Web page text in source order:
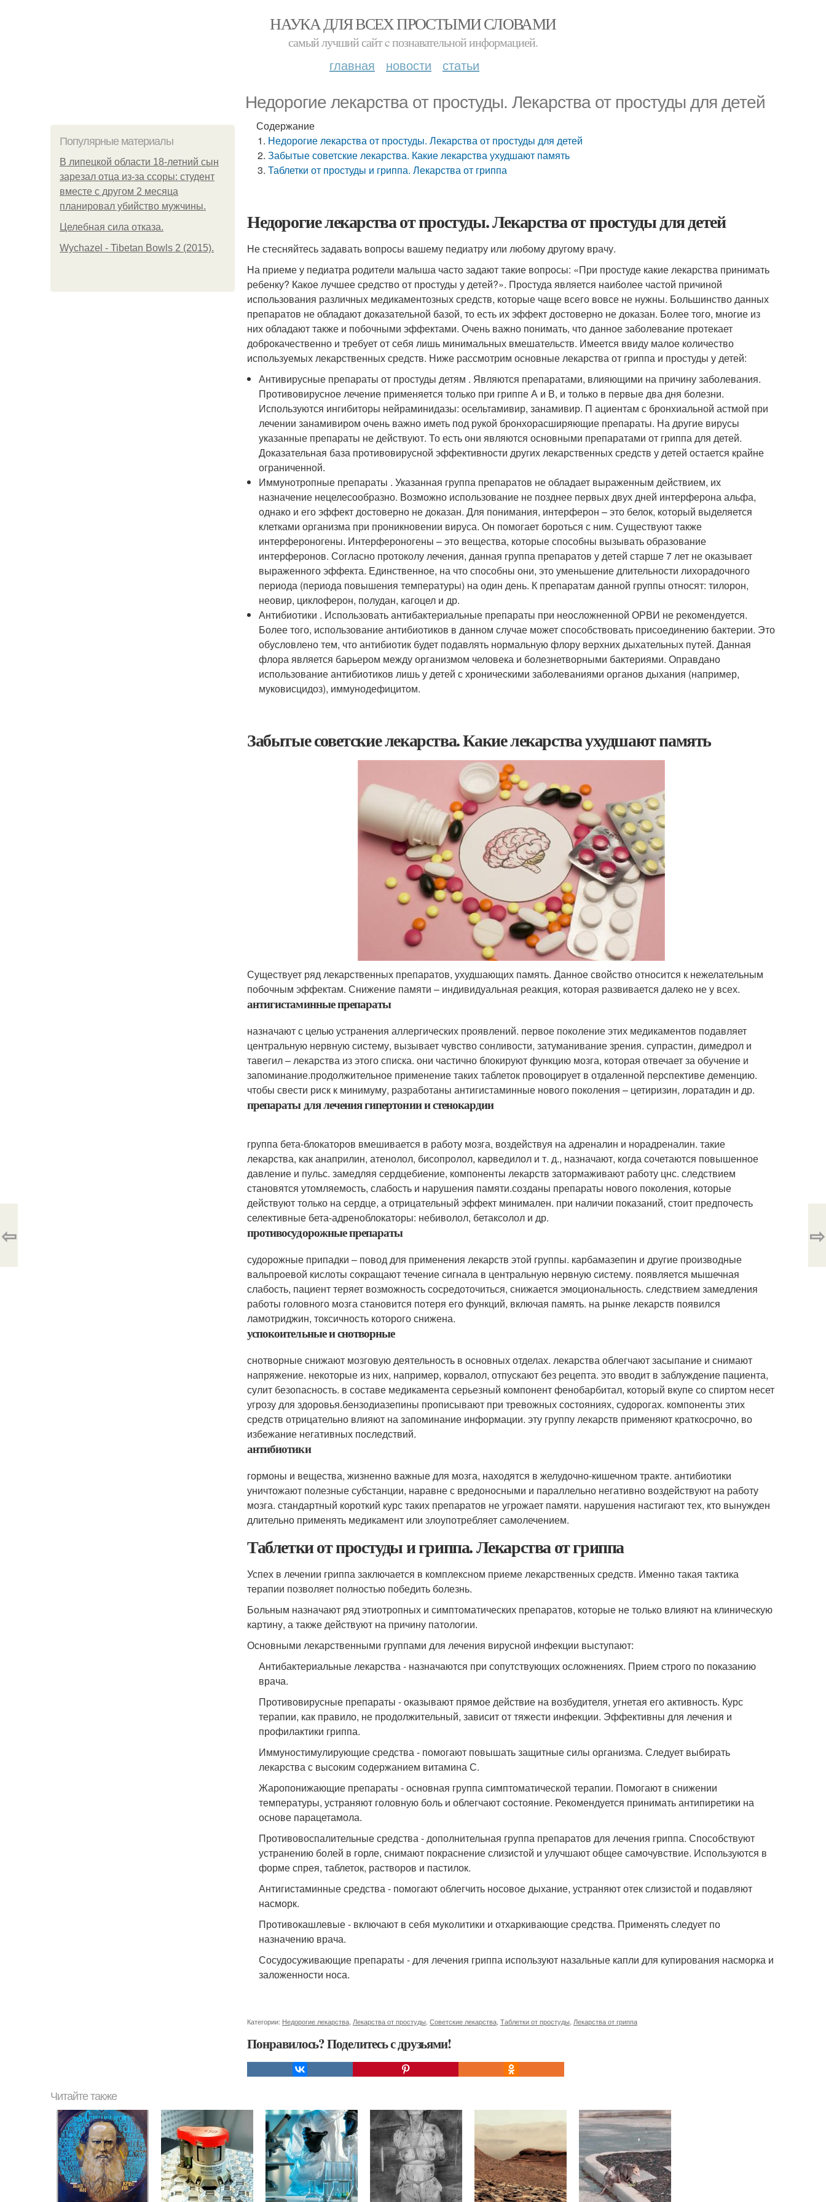
НАУКА ДЛЯ ВСЕХ ПРОСТЫМИ СЛОВАМИ
самый лучший сайт c познавательной информацией.
главная новости статьи
Недорогие лекарства от простуды. Лекарства от простуды для детей
Популярные материалы
В липецкой области 18-летний сын
зарезал отца из-за ссоры: студент
вместе с другом 2 месяца
планировал убийство мужчины.
Целебная сила отказа.
Wychazel - Tibetan Bowls 2 (2015).
Содержание
Недорогие лекарства от простуды. Лекарства от простуды для детей
Забытые советские лекарства. Какие лекарства ухудшают память
Таблетки от простуды и гриппа. Лекарства от гриппа
Недорогие лекарства от простуды. Лекарства от простуды для детей
Не стесняйтесь задавать вопросы вашему педиатру или любому другому врачу.
На приеме у педиатра родители малыша часто задают такие вопросы: «При простуде какие лекарства принимать
ребенку? Какое лучшее средство от простуды у детей?». Простуда является наиболее частой причиной
использования различных медикаментозных средств, которые чаще всего вовсе не нужны. Большинство данных
препаратов не обладают доказательной базой, то есть их эффект достоверно не доказан. Более того, многие из
них обладают также и побочными эффектами. Очень важно понимать, что данное заболевание протекает
доброкачественно и требует от себя лишь минимальных вмешательств. Имеется ввиду малое количество
используемых лекарственных средств. Ниже рассмотрим основные лекарства от гриппа и простуды у детей:
Антивирусные препараты от простуды детям . Являются препаратами, влияющими на причину заболевания.
Противовирусное лечение применяется только при гриппе А и В, и только в первые два дня болезни.
Используются ингибиторы нейраминидазы: осельтамивир, занамивир. П ациентам с бронхиальной астмой при
лечении занамивиром очень важно иметь под рукой бронхорасширяющие препараты. На другие вирусы
указанные препараты не действуют. То есть они являются основными препаратами от гриппа для детей.
Доказательная база противовирусной эффективности других лекарственных средств у детей остается крайне
ограниченной.
Иммунотропные препараты . Указанная группа препаратов не обладает выраженным действием, их
назначение нецелесообразно. Возможно использование не позднее первых двух дней интерферона альфа,
однако и его эффект достоверно не доказан. Для понимания, интерферон – это белок, который выделяется
клетками организма при проникновении вируса. Он помогает бороться с ним. Существуют также
интерфероногены. Интерфероногены – это вещества, которые способны вызывать образование
интерферонов. Согласно протоколу лечения, данная группа препаратов у детей старше 7 лет не оказывает
выраженного эффекта. Единственное, на что способны они, это уменьшение длительности лихорадочного
периода (периода повышения температуры) на один день. К препаратам данной группы относят: тилорон,
неовир, циклоферон, полудан, кагоцел и др.
Антибиотики . Использовать антибактериальные препараты при неосложненной ОРВИ не рекомендуется.
Более того, использование антибиотиков в данном случае может способствовать присоединению бактерии. Это
обусловлено тем, что антибиотик будет подавлять нормальную флору верхних дыхательных путей. Данная
флора является барьером между организмом человека и болезнетворными бактериями. Оправдано
использование антибиотиков лишь у детей с хроническими заболеваниями органов дыхания (например,
муковисцидоз), иммунодефицитом.
Забытые советские лекарства. Какие лекарства ухудшают память
Существует ряд лекарственных препаратов, ухудшающих память. Данное свойство относится к нежелательным
побочным эффектам. Снижение памяти – индивидуальная реакция, которая развивается далеко не у всех.
антигистаминные препараты
назначают с целью устранения аллергических проявлений. первое поколение этих медикаментов подавляет
центральную нервную систему, вызывает чувство сонливости, затуманивание зрения. супрастин, димедрол и
тавегил – лекарства из этого списка. они частично блокируют функцию мозга, которая отвечает за обучение и
запоминание.продолжительное применение таких таблеток провоцирует в отдаленной перспективе деменцию.
чтобы свести риск к минимуму, разработаны антигистаминные нового поколения – цетиризин, лоратадин и др.
препараты для лечения гипертонии и стенокардии
группа бета-блокаторов вмешивается в работу мозга, воздействуя на адреналин и норадреналин. такие
лекарства, как анаприлин, атенолол, бисопролол, карведилол и т. д., назначают, когда сочетаются повышенное
давление и пульс. замедляя сердцебиение, компоненты лекарств затормаживают работу цнс. следствием
становятся утомляемость, слабость и нарушения памяти.созданы препараты нового поколения, которые
действуют только на сердце, а отрицательный эффект минимален. при наличии показаний, стоит предпочесть
селективные бета-адреноблокаторы: небиволол, бетаксолол и др.
противосудорожные препараты
судорожные припадки – повод для применения лекарств этой группы. карбамазепин и другие производные
вальпроевой кислоты сокращают течение сигнала в центральную нервную систему. появляется мышечная
слабость, пациент теряет возможность сосредоточиться, снижается эмоциональность. следствием замедления
работы головного мозга становится потеря его функций, включая память. на рынке лекарств появился
ламотриджин, токсичность которого снижена.
успокоительные и снотворные
снотворные снижают мозговую деятельность в основных отделах. лекарства облегчают засыпание и снимают
напряжение. некоторые из них, например, корвалол, отпускают без рецепта. это вводит в заблуждение пациента,
сулит безопасность. в составе медикамента серьезный компонент фенобарбитал, который вкупе со спиртом несет
угрозу для здоровья.бензодиазепины прописывают при тревожных состояниях, судорогах. компоненты этих
средств отрицательно влияют на запоминание информации. эту группу лекарств применяют краткосрочно, во
избежание негативных последствий.
антибиотики
гормоны и вещества, жизненно важные для мозга, находятся в желудочно-кишечном тракте. антибиотики
уничтожают полезные субстанции, наравне с вредоносными и параллельно негативно воздействуют на работу
мозга. стандартный короткий курс таких препаратов не угрожает памяти. нарушения настигают тех, кто вынужден
длительно применять медикамент или злоупотребляет самолечением.
Таблетки от простуды и гриппа. Лекарства от гриппа
Успех в лечении гриппа заключается в комплексном приеме лекарственных средств. Именно такая тактика
терапии позволяет полностью победить болезнь.
Больным назначают ряд этиотропных и симптоматических препаратов, которые не только влияют на клиническую
картину, а также действуют на причину патологии.
Основными лекарственными группами для лечения вирусной инфекции выступают:
Антибактериальные лекарства - назначаются при сопутствующих осложнениях. Прием строго по показанию
врача.
Противовирусные препараты - оказывают прямое действие на возбудителя, угнетая его активность. Курс
терапии, как правило, не продолжительный, зависит от тяжести инфекции. Эффективны для лечения и
профилактики гриппа.
Иммуностимулирующие средства - помогают повышать защитные силы организма. Следует выбирать
лекарства с высоким содержанием витамина С.
Жаропонижающие препараты - основная группа симптоматической терапии. Помогают в снижении
температуры, устраняют головную боль и облегчают состояние. Рекомендуется принимать антипиретики на
основе парацетамола.
Противовоспалительные средства - дополнительная группа препаратов для лечения гриппа. Способствуют
устранению болей в горле, снимают покраснение слизистой и улучшают общее самочувствие. Используются в
форме спрея, таблеток, растворов и пастилок.
Антигистаминные средства - помогают облегчить носовое дыхание, устраняют отек слизистой и подавляют
насморк.
Противокашлевые - включают в себя муколитики и отхаркивающие средства. Применять следует по
назначению врача.
Сосудосуживающие препараты - для лечения гриппа используют назальные капли для купирования насморка и
заложенности носа.
Категории: Недорогие лекарства Лекарства от простуды Советские лекарства Таблетки от простуды Лекарства от гриппа
Понравилось? Поделитесь с друзьями!
⇦ ⇨
Читайте также